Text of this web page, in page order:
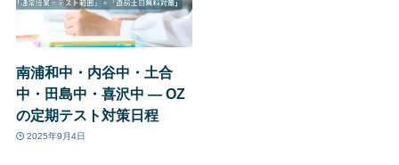
南浦和中・内谷中・土合
中・田島中・喜沢中 ― OZ
の定期テスト対策日程
2025年9月4日